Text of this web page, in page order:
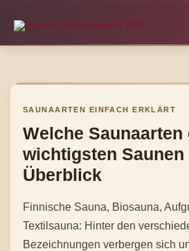
Inhalt
springen
SAUNAARTEN EINFACH ERKLÄRT
Welche Saunaarten
wichtigsten Saunen
Überblick
Finnische Sauna, Biosauna,
Textilsauna: Hinter den
Bezeichnungen verbergen sich